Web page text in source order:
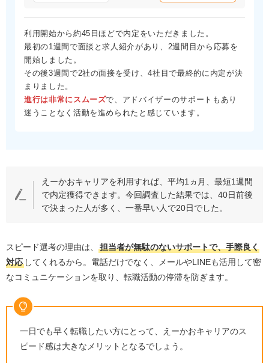
利用開始から約45日ほどで内定をいただきました。
最初の1週間で面談と求人紹介があり、2週間目から応募を
開始しました。
その後3週間で2社の面接を受け、4社目で最終的に内定が決
まりました。
進行は非常にスムーズで、アドバイザーのサポートもあり
迷うことなく活動を進められたと感じています。
えーかおキャリアを利用すれば、平均1ヵ月、最短1週間
で内定獲得できます。今回調査した結果では、40日前後
で決まった人が多く、一番早い人で20日でした。
スピード選考の理由は、
担当者が無駄のないサポートで、手際良く
対応してくれるから。電話だけでなく、メールやLINEも活用して密
なコミュニケーションを取り、転職活動の停滞を防ぎます。
一日でも早く転職したい方にとって、えーかおキャリアのス
ピード感は大きなメリットとなるでしょう。